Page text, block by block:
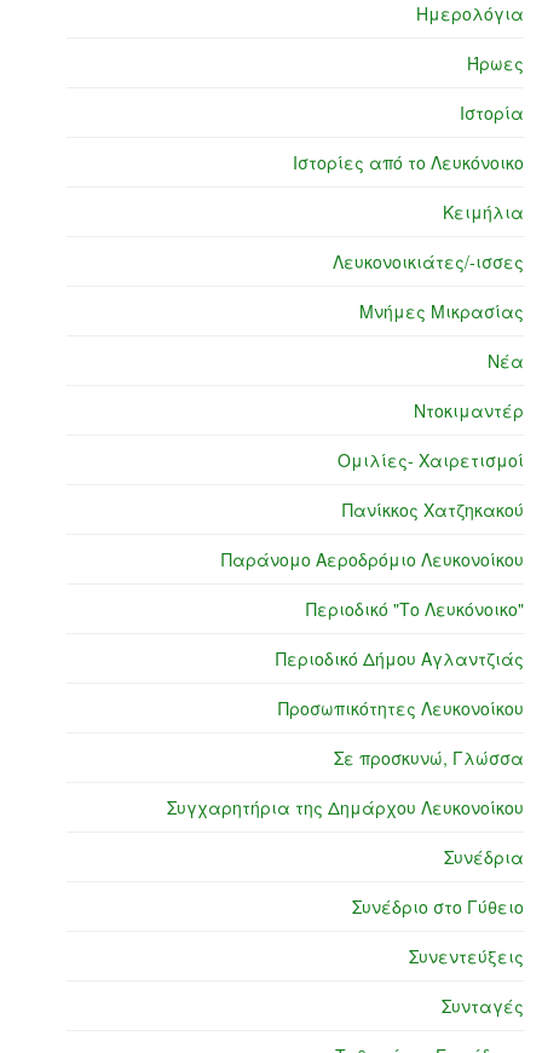
Ημερολόγια
Ήρωες
Ιστορία
Ιστορίες από το Λευκόνοικο
Κειμήλια
Λευκονοικιάτες/-ισσες
Μνήμες Μικρασίας
Νέα
Ντοκιμαντέρ
Ομιλίες- Χαιρετισμοί
Πανίκκος Χατζηκακού
Παράνομο Αεροδρόμιο Λευκονοίκου
Περιοδικό "Το Λευκόνοικο"
Περιοδικό Δήμου Αγλαντζιάς
Προσωπικότητες Λευκονοίκου
Σε προσκυνώ, Γλώσσα
Συγχαρητήρια της Δημάρχου Λευκονοίκου
Συνέδρια
Συνέδριο στο Γύθειο
Συνεντεύξεις
Συνταγές